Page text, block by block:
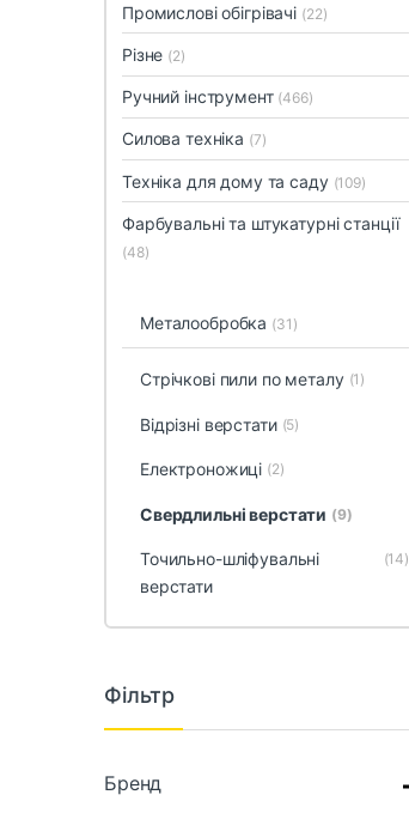
Промислові обігрівачі (22)
Різне (2)
Ручний інструмент (466)
Силова техніка (7)
Техніка для дому та саду (109)
Фарбувальні та штукатурні станції
(48)
Металообробка (31)
Стрічкові пили по металу (1)
Відрізні верстати (5)
Електроножиці (2)
Свердлильні верстати (9)
Точильно-шліфувальні
верстати
(14)
Фільтр
Бренд